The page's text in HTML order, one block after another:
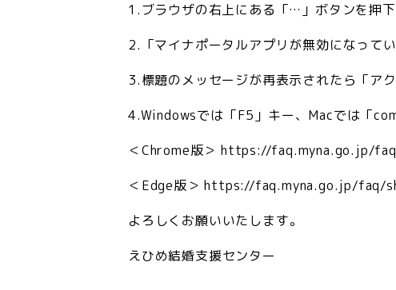
1.ブラウザの右上にある「…」ボタンを押下
2.「マイナポータルアプリが無効になって
3.標題のメッセージが再表示されたら「ア
4.Windowsでは「F5」キー、Macでは「
＜Chrome版＞ https://faq.myna.go.jp/
＜Edge版＞https://faq.myna.go.jp/faq/
よろしくお願いいたします。
えひめ結婚支援センター